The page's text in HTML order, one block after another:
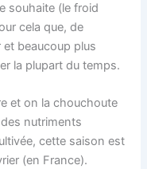
souhaite (le froid
cela que, de
beaucoup plus
la plupart du temps.
et on la chouchoute
nutriments
cette saison est
(en France).